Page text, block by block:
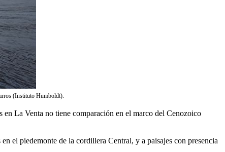
(Instituto Humboldt).
La Venta no tiene comparación en el marco del Cenozoico
el piedemonte de la cordillera Central, y a paisajes con presencia